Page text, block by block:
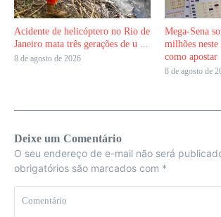
Acidente de helicóptero no Rio de
Janeiro mata três gerações de u ...
8 de agosto de 2026
Mega-Sena
milhões
como apostar
8 de agosto de
Deixe um Comentário
O seu endereço de e-mail não será
obrigatórios são marcados com *